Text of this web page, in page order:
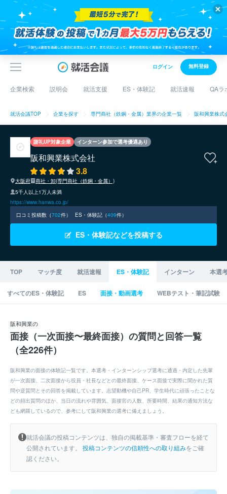
ログイン 無料登録
企業検索 説明会 就活支援 ES・体験記 就活速報 QAラ
就活会議TOP 企業を探す 専門商社（鉄鋼・金属）業界の企業一覧 阪和興業株式
謝礼UP対象企業 インターン参加で選考優遇あり
阪和興業株式会社
3.8
大阪府
商社・卸(専門商社（鉄鋼・金属）)
5千人以上1万人未満
https://www.hanwa.co.jp/
口コミ投稿数（702件） ES・体験記（409件）
ES・体験記などを投稿する
TOP マッチ度 就活速報 ES・体験記 インターン 本選
すべてのES・体験記 ES 面接・動画選考 WEBテスト・筆記試験
阪和興業の
面接（一次面接〜最終面接）の質問と回答一覧
（全226件）
阪和興業の面接の体験記一覧です。本選考・インターンシップ選考に通過・内定した先輩
が一次面接、二次面接から役員・社長などとの最終面接、ケース面接で実際に聞かれた質
問や逆質問とその回答を掲載しています。志望動機や自己PR、学生時代に頑張ったことな
どの頻出質問のほか、当日の流れや雰囲気、面接官の人数、所要時間、結果の通知方法な
ども網羅しているので、参考にして阪和興業の選考に備えましょう。
就活会議の投稿コンテンツは、独自の掲載基準・審査フローを経て
公開されています。 投稿コンテンツの信頼性への取り組みをご確
認ください。